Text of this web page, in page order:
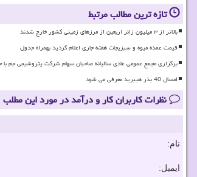
تازه ترین مطالب مرتبط
بالاتر از ۳ میلیون زائر اربعین از مرزهای زمینی کشور خارج شدند
قیمت عمده میوه و سبزیجات هفته جاری اعلام گردید بهمراه جدول
برگزاری مجمع عمومی عادی سالیانه صاحبان سهام شرکت پتروشیمی جم
امسال 40 بذر هیبرید معرفی می شود
نظرات کاربران کار و درآمد در مورد این مطلب
نام:
ایمیل: